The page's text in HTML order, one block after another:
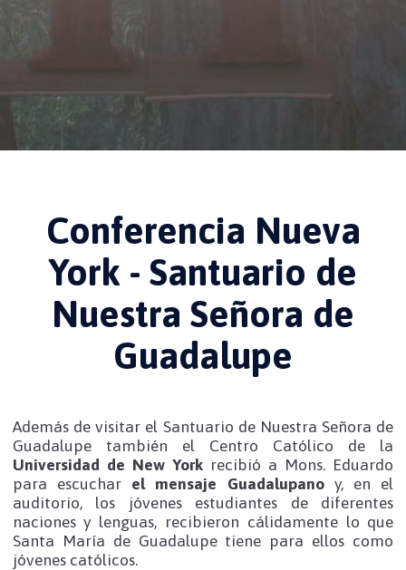
Conferencia Nueva
York - Santuario de
Nuestra Señora de
Guadalupe
Además de visitar el Santuario de Nuestra Señora de
Guadalupe también el Centro Católico de la
Universidad de New Yorkrecibió a Mons. Eduardo
para escuchar el mensaje Guadalupanoy, en el
auditorio, los jóvenes estudiantes de diferentes
naciones y lenguas, recibieron cálidamente lo que
Santa María de Guadalupe tiene para ellos como
jóvenes católicos.